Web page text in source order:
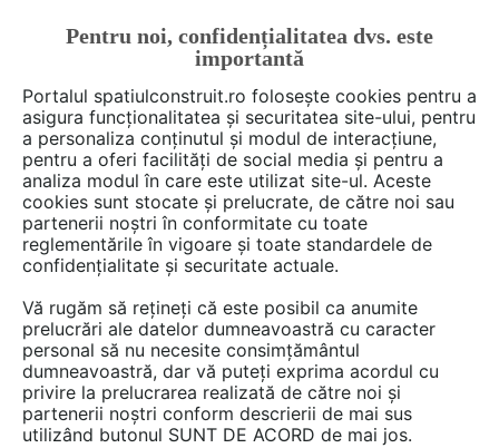
FĂ-ȚI CONT
CUM SE FACE
Deschide filtre
135 materiale din categoria
tencuite / placate / ventilate
30 - 60 din 135
Pentru noi, confidențialitatea dvs. este
importantă
Portalul spatiulconstruit.ro folosește cookies pentru a
asigura funcționalitatea și securitatea site-ului, pentru
a personaliza conținutul și modul de interacțiune,
pentru a oferi facilități de social media și pentru a
analiza modul în care este utilizat site-ul. Aceste
cookies sunt stocate și prelucrate, de către noi sau
partenerii noștri în conformitate cu toate
reglementările în vigoare și toate standardele de
confidențialitate și securitate actuale.
Vă rugăm să rețineți că este posibil ca anumite
prelucrări ale datelor dumneavoastră cu caracter
personal să nu necesite consimțământul
dumneavoastră, dar vă puteți exprima acordul cu
privire la prelucrarea realizată de către noi și
partenerii noștri conform descrierii de mai sus
utilizând butonul SUNT DE ACORD de mai jos.